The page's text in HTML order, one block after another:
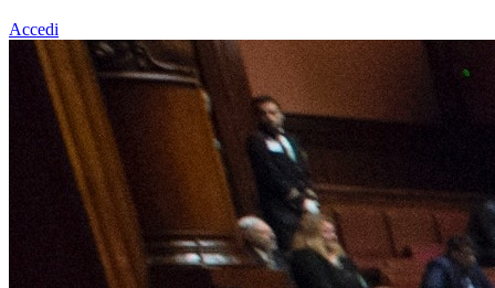
Accedi